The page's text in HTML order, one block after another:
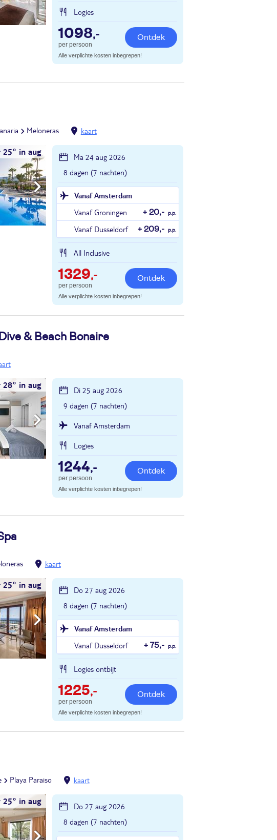
Logies
1098,-
per persoon
Ontdek
Alle verplichte kosten inbegrepen!
Meloneras kaart
25° in aug
Ma 24 aug 2026
8 dagen (7 nachten)
Vanaf Amsterdam
Vanaf Groningen
+ 20,- p.p.
Vanaf Dusseldorf + 209,- p.p.
All Inclusive
1329,-
per persoon
Ontdek
Alle verplichte kosten inbegrepen!
& Beach Bonaire
28° in aug
Di 25 aug 2026
9 dagen (7 nachten)
Vanaf Amsterdam
Logies
1244,-
per persoon
Ontdek
Alle verplichte kosten inbegrepen!
kaart
25° in aug
Do 27 aug 2026
8 dagen (7 nachten)
Vanaf Amsterdam
Vanaf Dusseldorf
+ 75,- p.p.
Logies ontbijt
1225,-
per persoon
Ontdek
Alle verplichte kosten inbegrepen!
Playa Paraiso kaart
25° in aug
Do 27 aug 2026
8 dagen (7 nachten)